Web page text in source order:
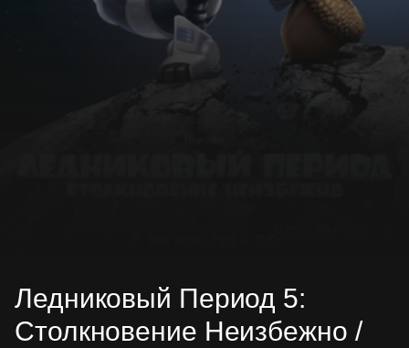
Ледниковый Период 5:
Столкновение Неизбежно /